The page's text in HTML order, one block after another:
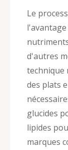
Le
d'autres
des plats
glucides
lipides
marques